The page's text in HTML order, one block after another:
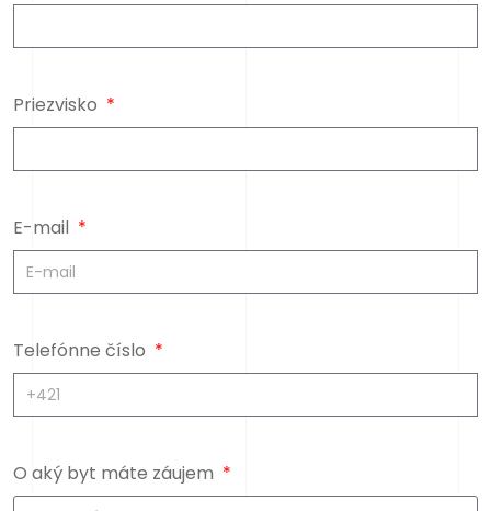
Priezvisko
E-mail
Telefónne číslo
O aký byt máte záujem